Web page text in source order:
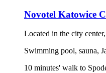
Novotel Katowice
Located in the city
Swimming pool, sauna,
10 minutes' walk to